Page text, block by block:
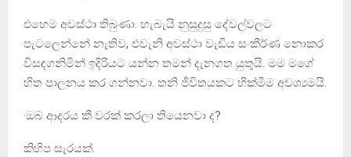
එහෙම අවස්ථා තිබුණා. හැබැයි නුසුදුසු දේවල්වලට
පැටලෙන්නේ නැතිව, එවැනි අවස්ථා වැඩිය සංකීර්ණ නොකර
විසඳගනිමින් ඉදිරියට යන්න තමන් දැනගත යුතුයි. මම මගේ
හිත පාලනය කර ගන්නවා. තනි ජීවිතයකට හික්මීම අවශ්‍යමයි.
·ඔබ ආදරය කී වරක් කරලා තියෙනවා ද?
කිහිප සැරයක්.